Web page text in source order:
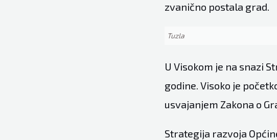
zvanično postala grad.
Tuzla
U Visokom je na snazi
godine. Visoko je
usvajanjem Zakona o
Strategija razvoja